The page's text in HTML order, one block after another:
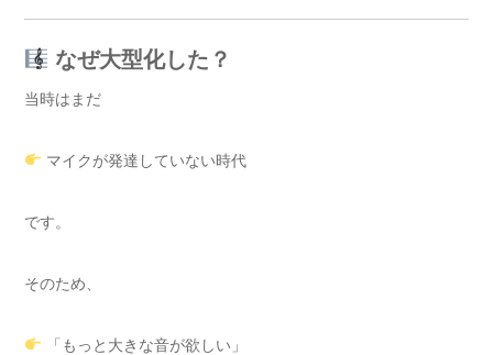
なぜ大型化した？
当時はまだ
マイクが発達していない時代
です。
そのため、
「もっと大きな音が欲しい」